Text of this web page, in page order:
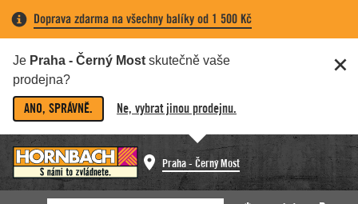
Doprava zdarma na všechny balíky od 1 500 Kč
Je Praha - Černý Most skutečně vaše
prodejna?
ANO, SPRÁVNĚ. Ne, vybrat jinou prodejnu.
Praha - Černý Most